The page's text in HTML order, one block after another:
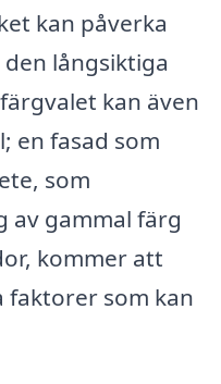
kan påverka
långsiktiga
kan även
en fasad som
som
av gammal färg
kommer att
faktorer som kan